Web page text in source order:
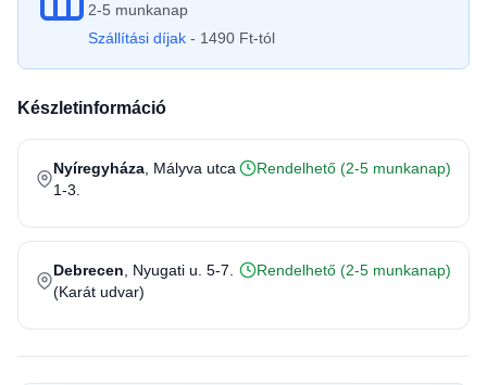
2-5 munkanap
Szállítási díjak - 1490 Ft-tól
Készletinformáció
Nyíregyháza , Mályva utca
1-3.
Rendelhető (2-5 munkanap)
Debrecen , Nyugati u. 5-7.
(Karát udvar)
Rendelhető (2-5 munkanap)